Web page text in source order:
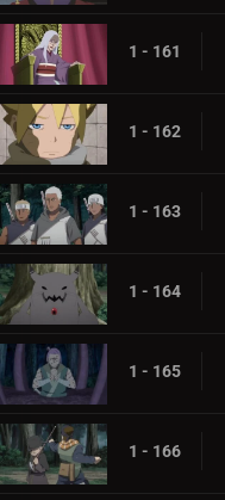
1 - 161
1 - 162
1 - 163
1 - 164
1 - 165
1 - 166